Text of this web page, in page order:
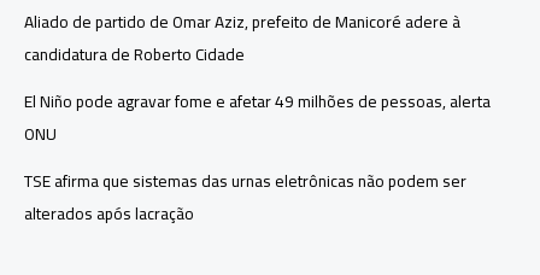
Aliado de partido de Omar Aziz, prefeito de Manicoré adere à
candidatura de Roberto Cidade
El Niño pode agravar fome e afetar 49 milhões de pessoas, alerta
ONU
TSE afirma que sistemas das urnas eletrônicas não podem ser
alterados após lacração